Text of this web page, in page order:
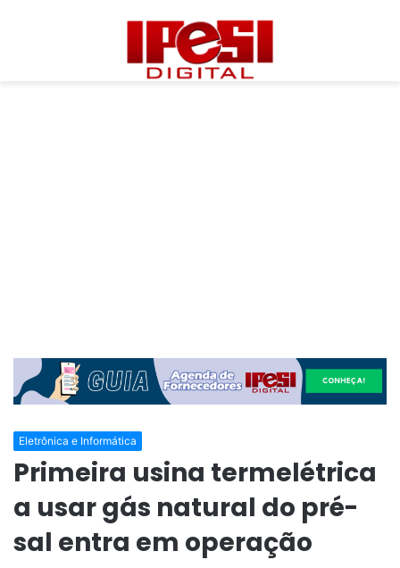
Eletrônica e Informática
Primeira usina termelétrica
a usar gás natural do pré-
sal entra em operação